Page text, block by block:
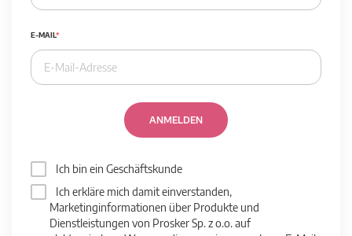
E-MAIL
ANMELDEN
Ich bin ein Geschäftskunde
Ich erkläre mich damit einverstanden,
Marketinginformationen über Produkte und
Dienstleistungen von Prosker Sp. z o.o. auf